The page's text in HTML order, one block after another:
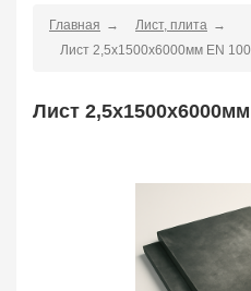
Арматура
178
332
Полособульб 54
Главная
Лист, плита
Лист 2,5х1500х6000мм EN
Лист